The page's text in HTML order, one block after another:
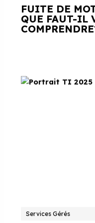
FUITE DE
QUE FAUT-IL
Services Gérés